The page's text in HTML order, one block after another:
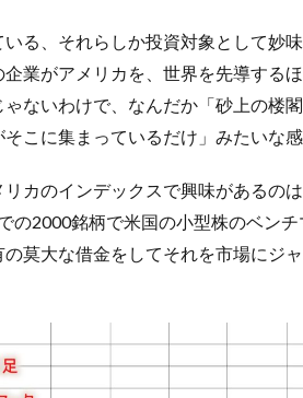
る、それらしか投資対象として妙
業がアメリカを、世界を先導する
ないわけで、なんだか「砂上の楼
こに集まっているだけ」みたいな感
カのインデックスで興味があるの
の2000銘柄で米国の小型株のベン
莫大な借金をしてそれを市場にジ